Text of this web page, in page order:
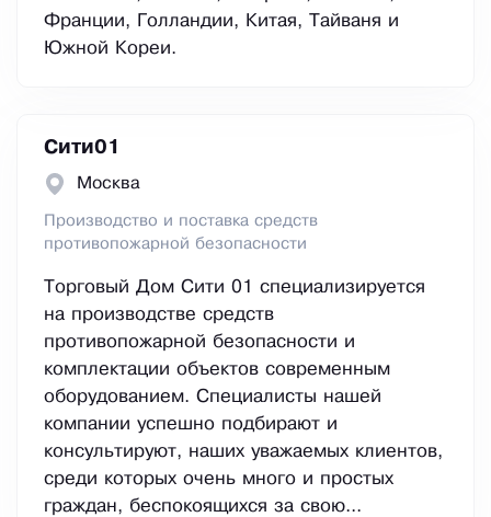
Франции, Голландии, Китая, Тайваня и
Южной Кореи.
Сити01
Москва
Производство и поставка средств
противопожарной безопасности
Торговый Дом Сити 01 специализируется
на производстве средств
противопожарной безопасности и
комплектации объектов современным
оборудованием. Специалисты нашей
компании успешно подбирают и
консультируют, наших уважаемых клиентов,
среди которых очень много и простых
граждан, беспокоящихся за свою...